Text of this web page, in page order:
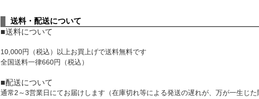
送料・配送について
■送料について
10,000円 （税込）以上お買上げで送料無料です
全国送料一律660円 （税込）
■配送について
通常2～3営業日にてお届けします（在庫切れ等による発送の遅れが、万が一生じた